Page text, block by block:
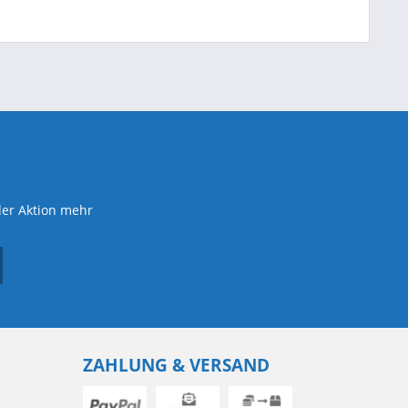
Aktion mehr
ZAHLUNG & VERSAND